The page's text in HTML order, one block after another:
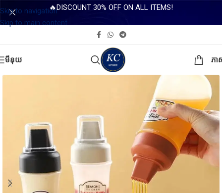
Skip to navigation
Skip to main content
🔥DISCOUNT 30% OFF ON ALL ITEMS!
មីនុយ ភា